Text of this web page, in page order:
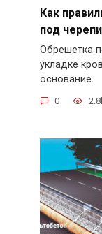
Как
под
Обрешетка
укладке
основание
0